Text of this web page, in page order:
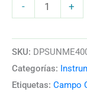
- +
SKU:
Categorías:
Etiquetas: Campo